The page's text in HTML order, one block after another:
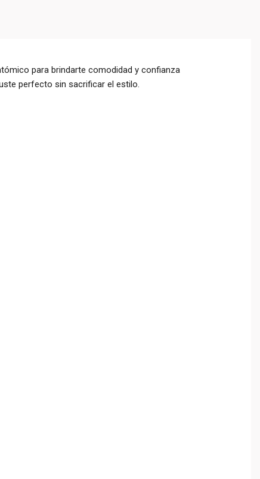
para brindarte comodidad y confianza
perfecto sin sacrificar el estilo.